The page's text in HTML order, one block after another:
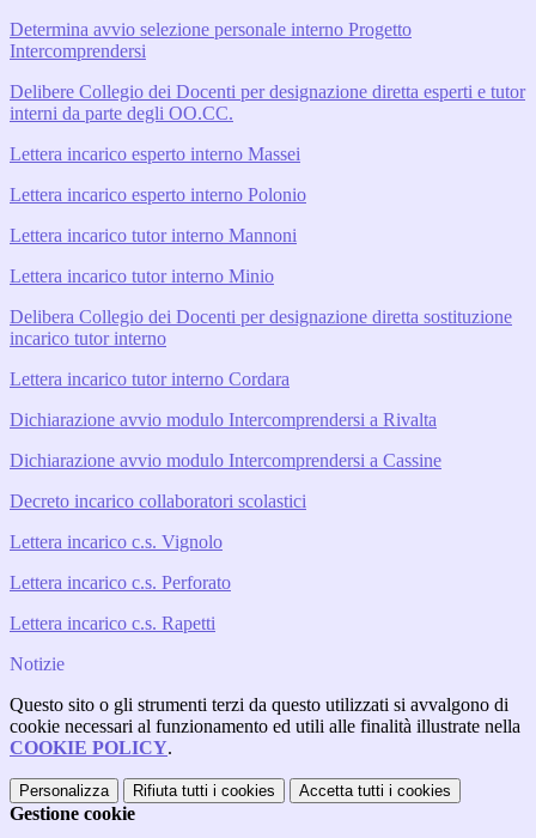
Determina avvio selezione personale interno Progetto
Intercomprendersi
Delibere Collegio dei Docenti per designazione diretta esperti e tutor
interni da parte degli OO.CC.
Lettera incarico esperto interno Massei
Lettera incarico esperto interno Polonio
Lettera incarico tutor interno Mannoni
Lettera incarico tutor interno Minio
Delibera Collegio dei Docenti per designazione diretta sostituzione
incarico tutor interno
Lettera incarico tutor interno Cordara
Dichiarazione avvio modulo Intercomprendersi a Rivalta
Dichiarazione avvio modulo Intercomprendersi a Cassine
Decreto incarico collaboratori scolastici
Lettera incarico c.s. Vignolo
Lettera incarico c.s. Perforato
Lettera incarico c.s. Rapetti
Notizie
Questo sito o gli strumenti terzi da questo utilizzati si avvalgono di
cookie necessari al funzionamento ed utili alle finalità illustrate nella
COOKIE POLICY.
Personalizza Rifiuta tutti i cookies Accetta tutti i cookies
Gestione cookie